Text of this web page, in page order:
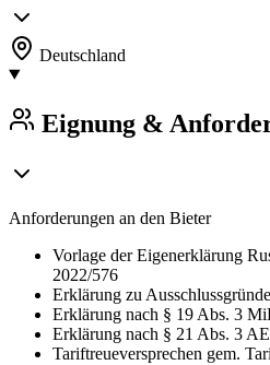
Deutschland
Eignung &
Anforderungen an den Bieter
Vorlage der Eigenerklärung
2022/576
Erklärung zu
Erklärung nach § 19 Abs. 3
Erklärung nach § 21 Abs. 3
Tariftreueversprechen gem.